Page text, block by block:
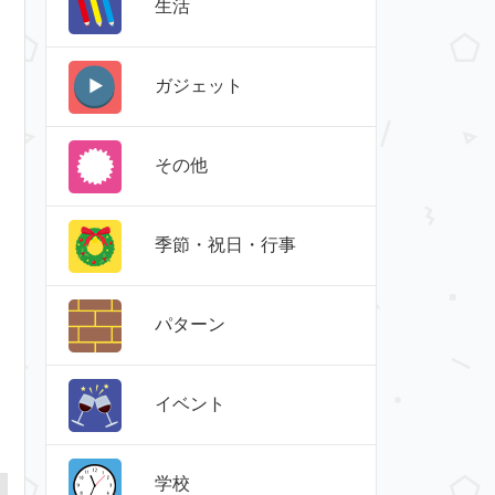
生活
ガジェット
その他
季節・祝日・行事
パターン
イベント
学校